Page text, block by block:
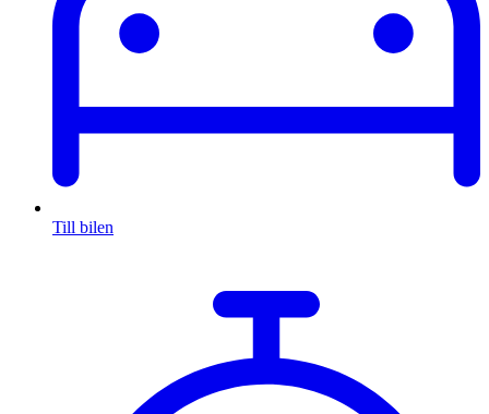
Till bilen